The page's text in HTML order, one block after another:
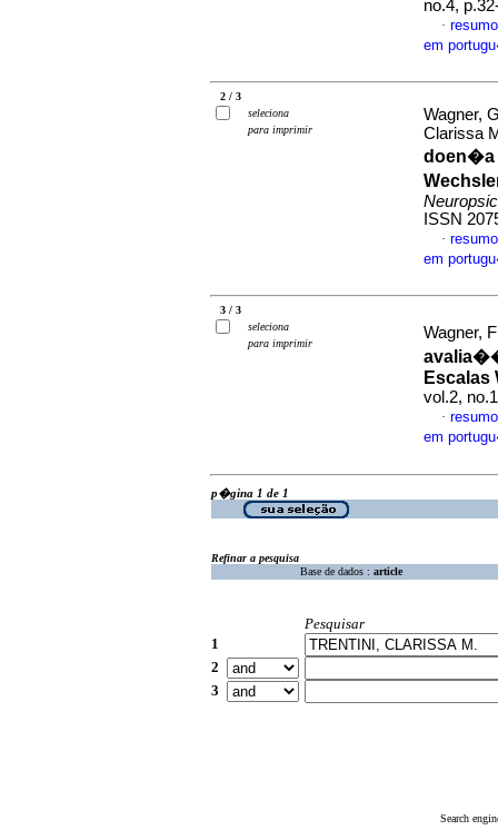
no.4,
·
em
2 / 3
seleciona
para imprimir
Wagner,
Clarissa
doen�a
ISSN
·
em
3 / 3
seleciona
para imprimir
Wagner,
Escalas
vol.2,
·
em
p�gina 1 de 1
Refinar a pesquisa
Base de dados : article
Pesquisar
1
2
3
Search